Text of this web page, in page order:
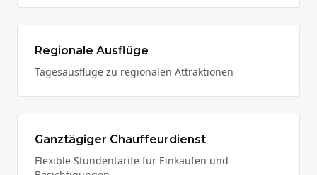
Regionale Ausflüge
Tagesausflüge zu regionalen Attraktionen
Ganztägiger Chauffeurdienst
Flexible Stundentarife für Einkaufen und